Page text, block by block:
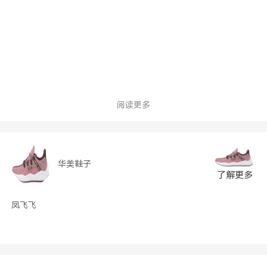
阅读更多
华美鞋子
了解更多
凤飞飞